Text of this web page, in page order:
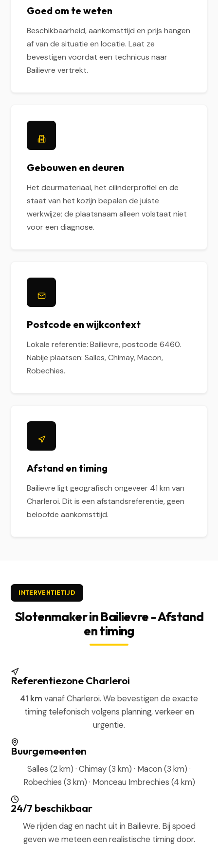
Goed om te weten
Beschikbaarheid, aankomsttijd en prijs hangen
af van de situatie en locatie. Laat ze
bevestigen voordat een technicus naar
Bailievre vertrekt.
Gebouwen en deuren
Het deurmateriaal, het cilinderprofiel en de
staat van het kozijn bepalen de juiste
werkwijze; de plaatsnaam alleen volstaat niet
voor een diagnose.
Postcode en wijkcontext
Lokale referentie: Bailievre, postcode 6460.
Nabije plaatsen: Salles, Chimay, Macon,
Robechies.
Afstand en timing
Bailievre ligt geografisch ongeveer 41 km van
Charleroi. Dit is een afstandsreferentie, geen
beloofde aankomsttijd.
INTERVENTIETIJD
Slotenmaker in Bailievre - Afstand
en timing
Referentiezone Charleroi
41 km vanaf Charleroi. We bevestigen de exacte
timing telefonisch volgens planning, verkeer en
urgentie.
Buurgemeenten
Salles (2 km) · Chimay (3 km) · Macon (3 km) ·
Robechies (3 km) · Monceau Imbrechies (4 km)
24/7 beschikbaar
We rijden dag en nacht uit in Bailievre. Bij spoed
geven we meteen een realistische timing door.